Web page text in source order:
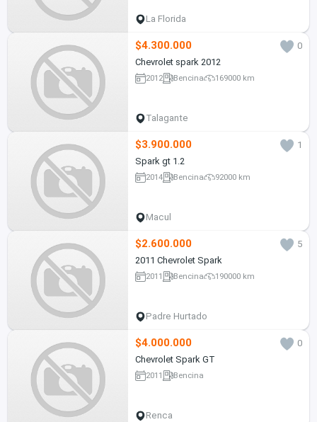
La Florida
$4.300.000
0
Chevrolet spark 2012
2012 Bencina 169000 km
Talagante
$3.900.000
1
Spark gt 1.2
2014 Bencina 92000 km
Macul
$2.600.000
5
2011 Chevrolet Spark
2011 Bencina 190000 km
Padre Hurtado
$4.000.000
0
Chevrolet Spark GT
2011 Bencina
Renca